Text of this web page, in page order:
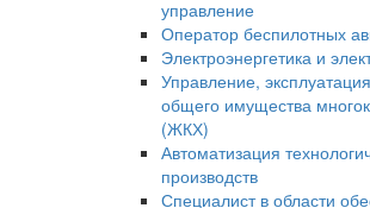
управление
Оператор беспилотных
Электроэнергетика и
Управление,
общего имущества
(ЖКХ)
Автоматизация
производств
Специалист в области